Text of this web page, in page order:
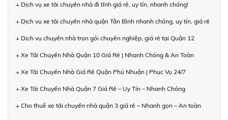
+ Dịch vụ xe tải chuyển nhà đi tỉnh giá rẻ, uy tín, nhanh chóng!
+ Dịch vụ xe tải chuyển nhà quận Tân Bình nhanh chóng, uy tín, giá rẻ
+ Dịch vụ chuyển nhà trọn gói chuyên nghiệp, giá rẻ tại Quận 12
+ Xe Tải Chuyển Nhà Quận 10 Giá Rẻ | Nhanh Chóng & An Toàn
+ Xe Tải Chuyển Nhà Giá Rẻ Quận Phú Nhuận | Phục Vụ 24/7
+ Xe Tải Chuyển Nhà Quận 7 Giá Rẻ – Uy Tín – Nhanh Chóng
+ Cho thuê xe tải chuyển nhà quận 3 giá rẻ – Nhanh gọn – An toàn